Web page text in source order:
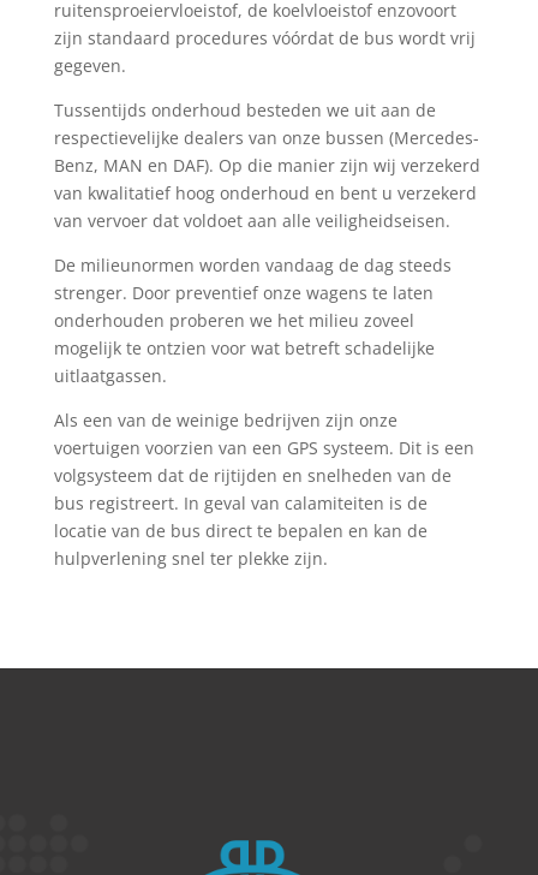
ruitensproeiervloeistof, de koelvloeistof enzovoort
zijn standaard procedures vóórdat de bus wordt vrij
gegeven.
Tussentijds onderhoud besteden we uit aan de
respectievelijke dealers van onze bussen (Mercedes-
Benz, MAN en DAF). Op die manier zijn wij verzekerd
van kwalitatief hoog onderhoud en bent u verzekerd
van vervoer dat voldoet aan alle veiligheidseisen.
De milieunormen worden vandaag de dag steeds
strenger. Door preventief onze wagens te laten
onderhouden proberen we het milieu zoveel
mogelijk te ontzien voor wat betreft schadelijke
uitlaatgassen.
Als een van de weinige bedrijven zijn onze
voertuigen voorzien van een GPS systeem. Dit is een
volgsysteem dat de rijtijden en snelheden van de
bus registreert. In geval van calamiteiten is de
locatie van de bus direct te bepalen en kan de
hulpverlening snel ter plekke zijn.